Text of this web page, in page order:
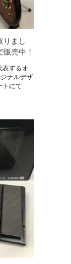
りまし
販売中！
表するオ
ナルデザ
トにて